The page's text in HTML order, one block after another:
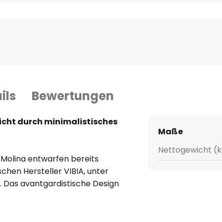
Bewertungen
durch minimalistisches
entwarfen bereits
Hersteller VIBIA, unter
avantgardistische Design
Maße
Nettogewicht